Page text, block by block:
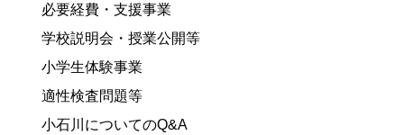
必要経費・支援事業
学校説明会・授業公開等
小学生体験事業
適性検査問題等
小石川についてのQ&A